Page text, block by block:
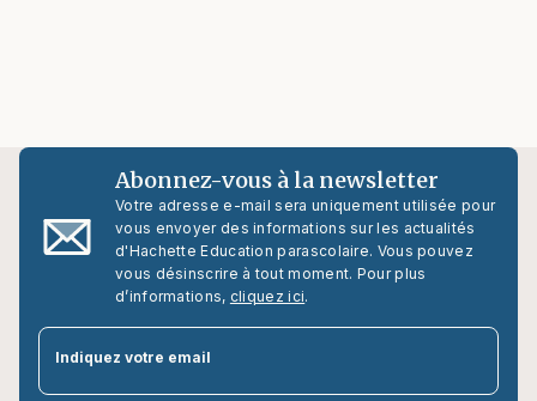
Abonnez-vous à la newsletter
Votre adresse e-mail sera uniquement utilisée pour
vous envoyer des informations sur les actualités
d'Hachette Education parascolaire. Vous pouvez
vous désinscrire à tout moment. Pour plus
d’informations, cliquez ici.
Indiquez votre email